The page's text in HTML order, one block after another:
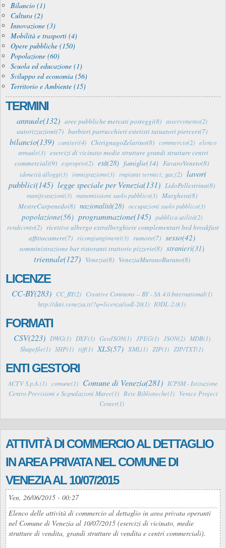
Bilancio (1)
Cultura (2)
Innovazione (3)
Mobilità e trasporti (4)
Opere pubbliche (150)
Popolazione (60)
Scuola ed educazione (1)
Sviluppo ed economia (56)
Territorio e Ambiente (15)
TERMINI
annuale(132) aree pubbliche mercati posteggi(8) asservimento(2)
autorizzazioni(7) barbieri parrucchieri estetisti tatuatori piercers(7)
bilancio(139) cantieri(4) ChirignagoZelarino(8) commercio(2) elenco
annuale(3) esercizi di vicinato medie strutture grandi strutture centri
commerciali(9) esproprio(2) età(28) famiglie(14) FavaroVeneto(8)
idoneità alloggi(3) immigrazione(3) impianti termici; gas;(2) lavori
pubblici(145) legge speciale per Venezia(131) LidoPellestrina(8)
manifestazioni(3) manomissioni suolo pubblico(3) Marghera(8)
MestreCarpenedo(8) nazionalità(28) occupazioni suolo pubblico(3)
popolazione(56) programmazione(145) pubblica utilità(2)
rendiconto(2) ricettive albergo extralberghiere complementari bed breakfast
affittacamere(7)
ricongiungimenti(3) rumore(7) sesso(42)
somministrazione bar ristoranti trattorie pizzerie(8) stranieri(31)
triennale(127) Venezia(8) VeneziaMuranoBurano(8)
LICENZE
CC-BY(283) CC_BY(2)
Creative Commons -- BY - SA 4.0 International(1)
http://dati.venezia.it/?q=licenza/iodl-20(1)
IODL-2.0(1)
FORMATI
CSV(223) DWG(1) DXF(1) GeoJSON(1) JPEG(1) JSON(2)
MDB(1)
Shapefile(1) SHP(1) tiff(1) XLS(57) XML(1) ZIP(1) ZIP/TXT(1)
ENTI GESTORI
ACTV S.p.A.(1) comune(1) Comune di Venezia(281)
ICPSM - Istituzione
Centro Previsioni e Segnalazioni Maree(1)
Rete Biblioteche(1)
Venice Project
Center(1)
ATTIVITÀ DI COMMERCIO AL DETTAGLIO
IN AREA PRIVATA NEL COMUNE DI
VENEZIA AL 10/07/2015
Ven, 26/06/2015 - 00:27
Elenco delle attività di commercio al dettaglio in area privata operanti
nel Comune di Venezia al 10/07/2015 (esercizi di vicinato, medie
strutture di vendita, grandi strutture di vendita e centri commerciali).